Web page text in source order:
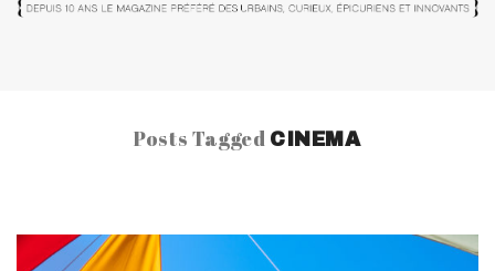
Posts Tagged CINEMA